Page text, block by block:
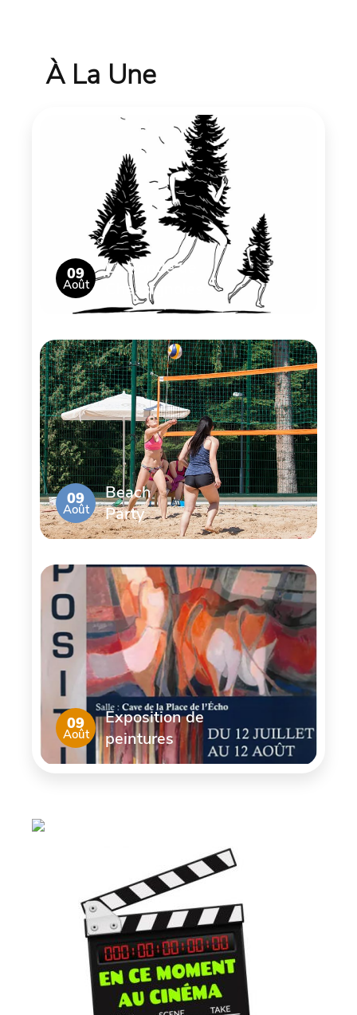
À La Une
09
Août
La Ronde de
Chassignoles
09
Août
Beach
Party
09
Août
Exposition de
peintures